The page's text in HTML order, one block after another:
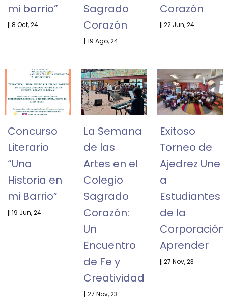
mi barrio”
| 8 Oct, 24
Sagrado
Corazón
| 19 Ago, 24
Corazón
| 22 Jun, 24
Concurso
Literario
“Una
Historia en
mi Barrio”
| 19 Jun, 24
La Semana
de las
Artes en el
Colegio
Sagrado
Corazón:
Un
Encuentro
de Fe y
Creatividad
| 27 Nov, 23
Exitoso
Torneo de
Ajedrez Une
a
Estudiantes
de la
Corporación
Aprender
| 27 Nov, 23